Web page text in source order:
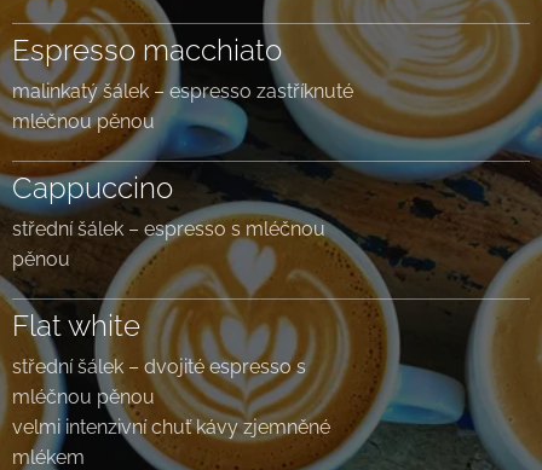
Espresso macchiato
malinkatý šálek – espresso zastříknuté
mléčnou pěnou
Cappuccino
střední šálek – espresso s mléčnou
pěnou
Flat white
střední šálek – dvojité espresso s
mléčnou pěnou
velmi intenzivní chuť kávy zjemněné
mlékem